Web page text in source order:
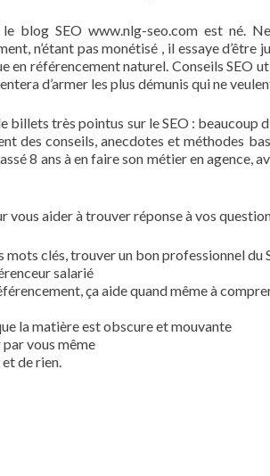
blog SEO www.nlg-seo.com est né.
n’étant pas monétisé , il essaye d’être
en référencement naturel. Conseils SEO
d’armer les plus démunis qui ne
billets très pointus sur le SEO : beaucoup
des conseils, anecdotes et méthodes
8 ans à en faire son métier en agence,
aider à trouver réponse à vos
clés, trouver un bon professionnel du
salarié
ça aide quand même à
la matière est obscure et mouvante
vous même
de rien.